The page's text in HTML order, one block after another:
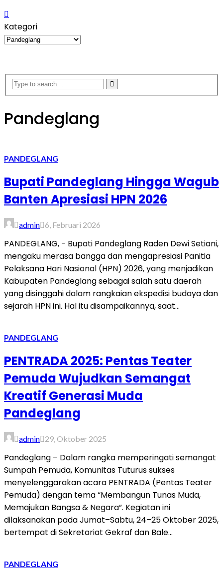
Kategori
Kategori
Pandeglang
PANDEGLANG
Bupati Pandeglang Hingga Wagub
Banten Apresiasi HPN 2026
admin 6, Februari 2026
PANDEGLANG, - Bupati Pandeglang Raden Dewi Setiani,
mengaku merasa bangga dan mengapresiasi Panitia
Pelaksana Hari Nasional (HPN) 2026, yang menjadikan
Kabupaten Pandeglang sebagai salah satu daerah
yang disinggahi dalam rangkaian ekspedisi budaya dan
sejarah HPN ini. Hal itu disampaikannya, saat...
PANDEGLANG
PENTRADA 2025: Pentas Teater
Pemuda Wujudkan Semangat
Kreatif Generasi Muda
Pandeglang
admin 29, Oktober 2025
Pandeglang – Dalam rangka memperingati semangat
Sumpah Pemuda, Komunitas Tuturus sukses
menyelenggarakan acara PENTRADA (Pentas Teater
Pemuda) dengan tema “Membangun Tunas Muda,
Memajukan Bangsa & Negara”. Kegiatan ini
dilaksanakan pada Jumat–Sabtu, 24–25 Oktober 2025,
bertempat di Sekretariat Gekraf dan Bale...
PANDEGLANG